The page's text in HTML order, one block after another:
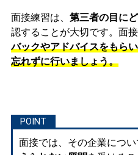
面接練習は、 第三者の目に
認することが大切です。面接
バックやアドバイスをもら
忘れずに行いましょう。
面接では、その企業につい